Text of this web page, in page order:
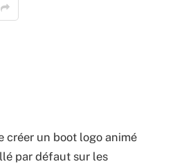
créer un boot logo animé
par défaut sur les